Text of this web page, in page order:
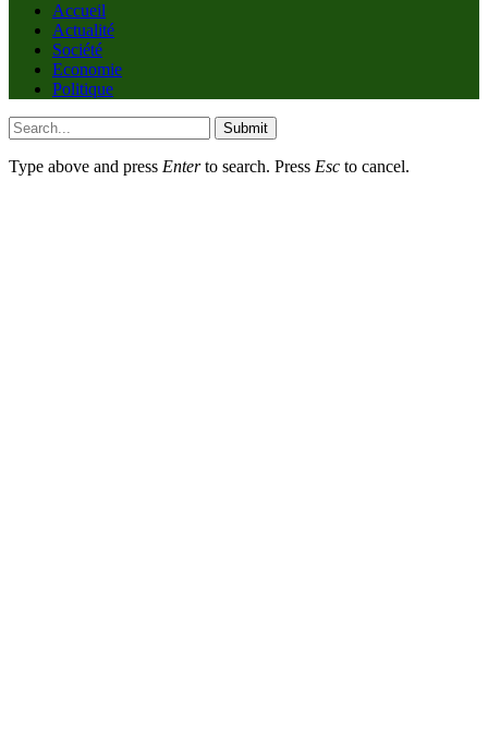
Accueil
Actualité
Société
Economie
Politique
Submit
Type above and press Enterto search. Press Esc to cancel.